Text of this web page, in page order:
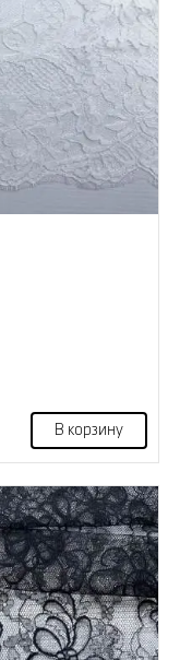
В корзину